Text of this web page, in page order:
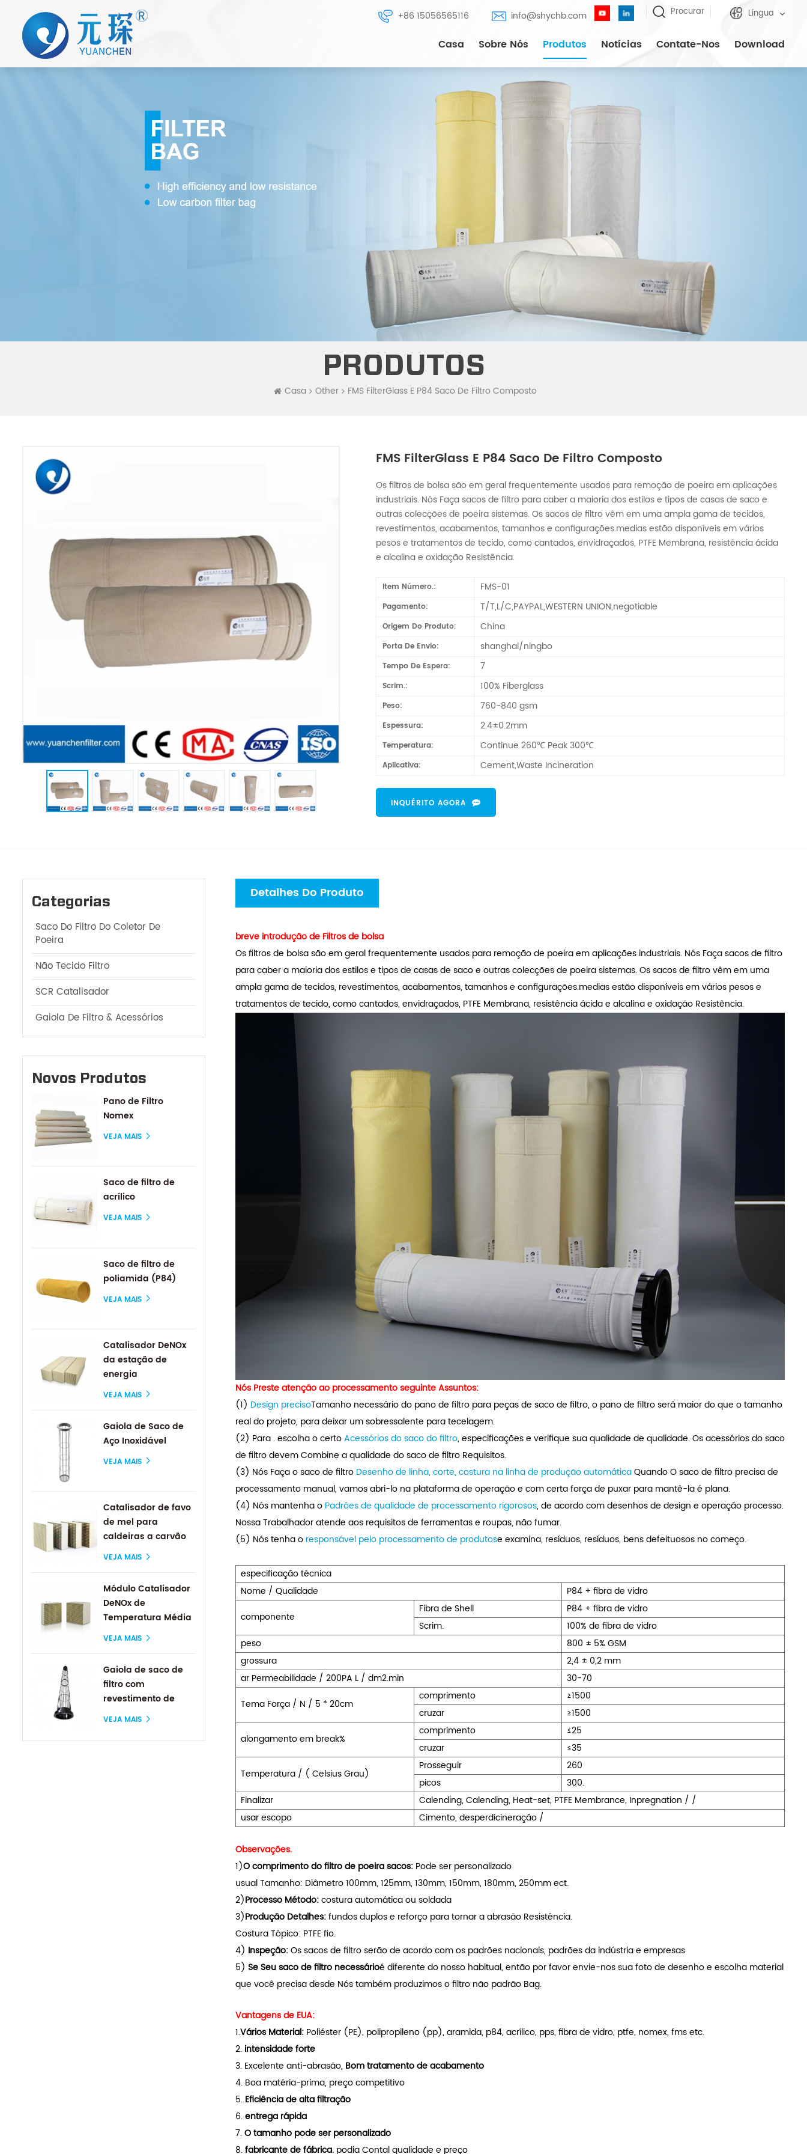
+86 15056565116 info@shychb.com Procurar Língua
Casa Sobre Nós Produtos Notícias Contate-Nos Download
PRODUTOS
Casa Other FMS FilterGlass E P84 Saco De Filtro Composto
FMS FilterGlass E P84 Saco De Filtro Composto
Os filtros de bolsa são em geral frequentemente usados para remoção de poeira em aplicações
industriais. Nós Faça sacos de filtro para caber a maioria dos estilos e tipos de casas de saco e
outras colecções de poeira sistemas. Os sacos de filtro vêm em uma ampla gama de tecidos,
revestimentos, acabamentos, tamanhos e configurações.medias estão disponíveis em vários
pesos e tratamentos de tecido, como cantados, envidraçados, PTFE Membrana, resistência ácida
e alcalina e oxidação Resistência.
Item Número.: FMS-01
Pagamento: T/T,L/C,PAYPAL,WESTERN UNION,negotiable
Origem Do Produto: China
Porta De Envio: shanghai/ningbo
Tempo De Espera: 7
Scrim.: 100% Fiberglass
Peso: 760-840 gsm
Espessura: 2.4±0.2mm
Temperatura: Continue 260℃ Peak 300℃
Aplicativa: Cement,Waste Incineration
INQUÉRITO AGORA
Categorias
Saco Do Filtro Do Coletor De
Poeira
Não Tecido Filtro
SCR Catalisador
Gaiola De Filtro & Acessórios
Novos Produtos
Pano de Filtro
Nomex
VEJA MAIS
Saco de filtro de
acrílico
VEJA MAIS
Saco de filtro de
poliamida (P84)
VEJA MAIS
Catalisador DeNOx
da estação de
energia
VEJA MAIS
Gaiola de Saco de
Aço Inoxidável
VEJA MAIS
Catalisador de favo
de mel para
caldeiras a carvão
VEJA MAIS
Módulo Catalisador
DeNOx de
Temperatura Média
VEJA MAIS
Gaiola de saco de
filtro com
revestimento de
silicone
VEJA MAIS
Detalhes Do Produto
breve introdução de Filtros de bolsa
Os filtros de bolsa são em geral frequentemente usados ​​para remoção de poeira em aplicações industriais. Nós Faça sacos de filtro
para caber a maioria dos estilos e tipos de casas de saco e outras colecções de poeira sistemas. Os sacos de filtro vêm em uma
ampla gama de tecidos, revestimentos, acabamentos, tamanhos e configurações.medias estão disponíveis em vários pesos e
tratamentos de tecido, como cantados, envidraçados, PTFE Membrana, resistência ácida e alcalina e oxidação Resistência.
Nós Preste atenção ao processamento seguinte Assuntos:
(1) Design precisoTamanho necessário do pano de filtro para peças de saco de filtro, o pano de filtro será maior do que o tamanho
real do projeto, para deixar um sobressalente para tecelagem.
(2) Para . escolha o certoAcessórios do saco do filtro, especificações e verifique sua qualidade de qualidade. Os acessórios do saco
de filtro devem Combine a qualidade do saco de filtro Requisitos.
(3) Nós Faça o saco de filtroDesenho de linha, corte, costura na linha de produção automáticaQuando O saco de filtro precisa de
processamento manual, vamos abri-lo na plataforma de operação e com certa força de puxar para mantê-la é plana.
(4) Nós mantenha oPadrões de qualidade de processamento rigorosos, de acordo com desenhos de design e operação processo.
Nossa Trabalhador atende aos requisitos de ferramentas e roupas, não fumar.
(5) Nós tenha oresponsável pelo processamento de produtose examina, resíduos, resíduos, bens defeituosos no começo.
especificação técnica
Nome / Qualidade
P84 + fibra de vidro
componente
Fibra de Shell
P84 + fibra de vidro
Scrim.
100% de fibra de vidro
peso
800 ± 5% GSM
grossura
2,4 ± 0,2 mm
ar Permeabilidade / 200PA L / dm2.min
30-70
Tema Força / N / 5 * 20cm
comprimento
≥1500
cruzar
≥1500
alongamento em break%
comprimento
≤25
cruzar
≤35
Temperatura / ( Celsius Grau)
Prosseguir
260
picos
300.
Finalizar
Calending, Calending, Heat-set, PTFE Membrance, Inpregnation / /
usar escopo
Cimento, desperdicineração /
Observações.
1)O comprimento do filtro de poeira sacos: Pode ser personalizado
usual Tamanho: Diâmetro 100mm, 125mm, 130mm, 150mm, 180mm, 250mm ect.
2)Processo Método:costura automática ou soldada
3)Produção Detalhes:fundos duplos e reforço para tornar a abrasão Resistência.
Costura Tópico: PTFE fio.
4) Inspeção:Os sacos de filtro serão de acordo com os padrões nacionais, padrões da indústria e empresas
5) Se Seu saco de filtro necessárioé diferente do nosso habitual, então por favor envie-nos sua foto de desenho e escolha material
que você precisa desde Nós também produzimos o filtro não padrão Bag.
Vantagens de EUA:
1.Vários Material: Poliéster (PE), polipropileno (pp), aramida, p84, acrílico, pps, fibra de vidro, ptfe, nomex, fms etc.
2.intensidade forte
3. Excelente anti-abrasão, Bom tratamento de acabamento
4. Boa matéria-prima, preço competitivo
5.Eficiência de alta filtração
6.entrega rápida
7.O tamanho pode ser personalizado
8.fabricante de fábrica.podia Contal qualidade e preço